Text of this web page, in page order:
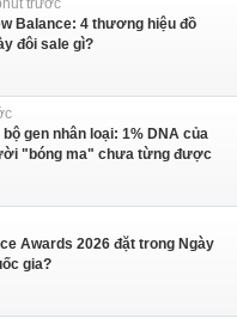
trước
Balance: 4 thương hiệu đồ
đôi sale gì?
gen nhân loại: 1% DNA của
"bóng ma" chưa từng được
Awards 2026 đặt trong Ngày
gia?